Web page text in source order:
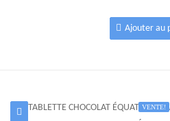
Ajouter au
VENTE!